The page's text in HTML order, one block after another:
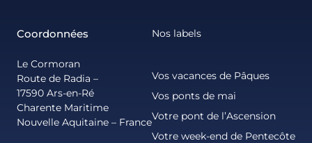
Coordonnées
Le Cormoran
Route de Radia –
17590 Ars-en-Ré
Charente Maritime
Nouvelle Aquitaine – France
Nos labels
Vos vacances de Pâques
Vos ponts de mai
Votre pont de l’Ascension
Votre week-end de Pentecôte